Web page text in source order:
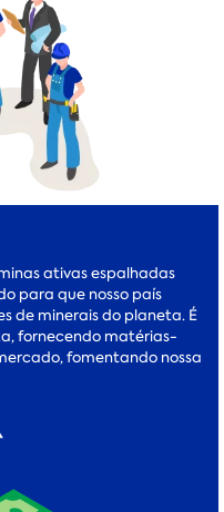
ativas espalhadas
para que nosso país
de minerais do planeta. É
fornecendo matérias-
fomentando nossa